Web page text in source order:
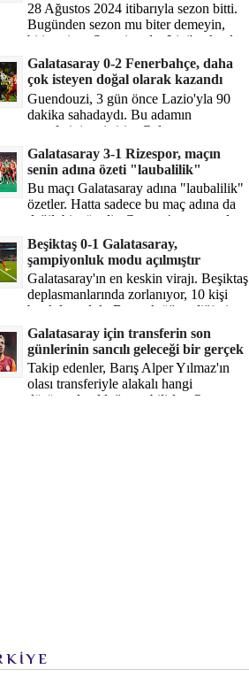
28 Ağustos 2024 itibarıyla sezon bitti.
Bugünden sezon mu biter demeyin,
bitiyor işte. Şampiyonlar Ligi'ne katılım
hakkı senin misyonun ...
Galatasaray 0-2 Fenerbahçe, daha
çok isteyen doğal olarak kazandı
Guendouzi, 3 gün önce Lazio'yla 90
dakika sahadaydı. Bu adamın
transferini yetiştirip, Galatasaray
karşısında 11 oynamasını sağlıyorsun....
Galatasaray 3-1 Rizespor, maçın
senin adına özeti "laubalilik"
Bu maçı Galatasaray adına "laubalilik"
özetler. Hatta sadece bu maç adına da
değil, bir süredir. Geçen 4 maçta sadece
1 gol yedin ...
Beşiktaş 0-1 Galatasaray,
şampiyonluk modu açılmıştır
Galatasaray'ın en keskin virajı. Beşiktaş
deplasmanlarında zorlanıyor, 10 kişi
bırakılıyorduk. Bu artık öğrendiğimiz
bir gerçek. Sane...
Galatasaray için transferin son
günlerinin sancılı geleceği bir gerçek
Takip edenler, Barış Alper Yılmaz'ın
olası transferiyle alakalı hangi
düşüncede olduğumu bilirler. O